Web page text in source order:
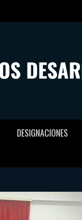
DESIGNACIONES